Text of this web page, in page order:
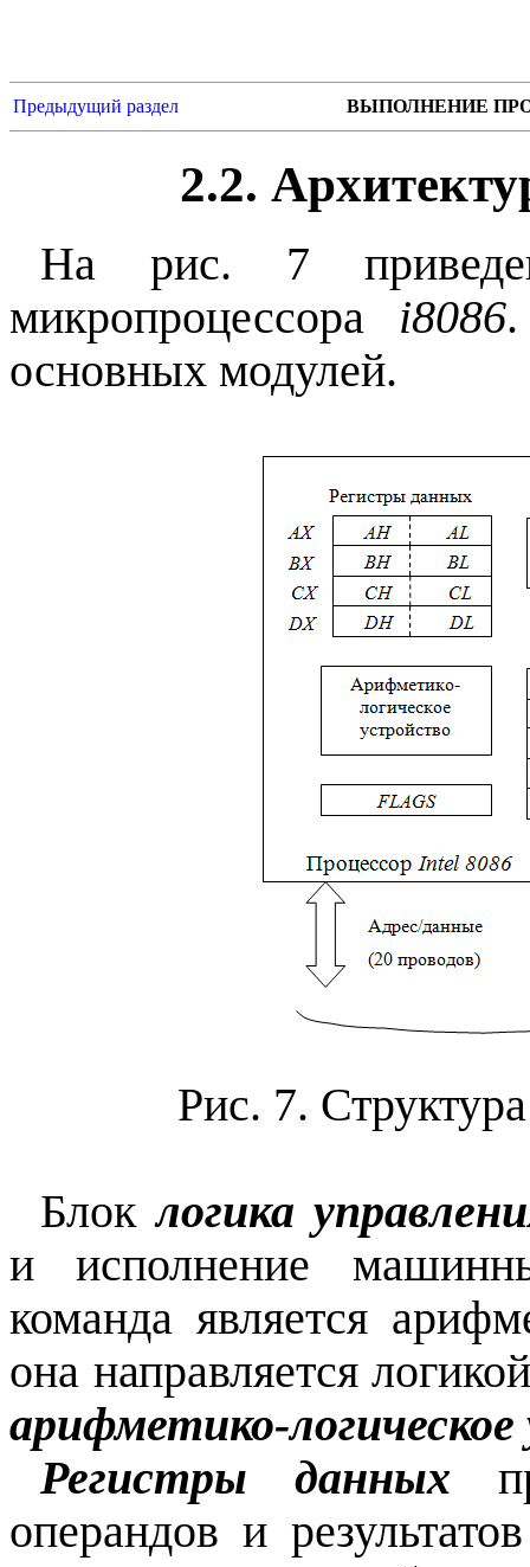
Предыдущий раздел ВЫПОЛНЕНИЕ
2.2.
На рис. 7
микропроцессора i8086
основных модулей.
Рис. 7.
Блоклогика
и исполнение
команда является
она направляется
арифметико-
Регистры данных
операндов и